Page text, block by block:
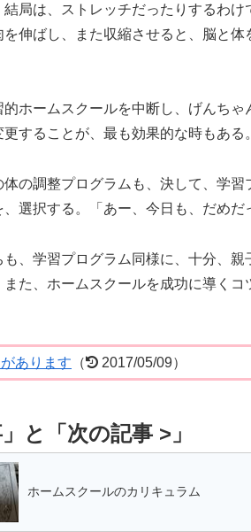
局は、ストレッチだったりするわ
伸ばし、また収縮させると、脳と
ホームスクールを中断し、げんち
することが、最も効果的な時もある
の調整プログラムも、決して、学習
選択する。「あー、今日も、だめだ
、学習プログラム同様に、十分、
た、ホームスクールを成功に導くコ
あります （ 2017/05/09）
ホームスクールのカリキュラム